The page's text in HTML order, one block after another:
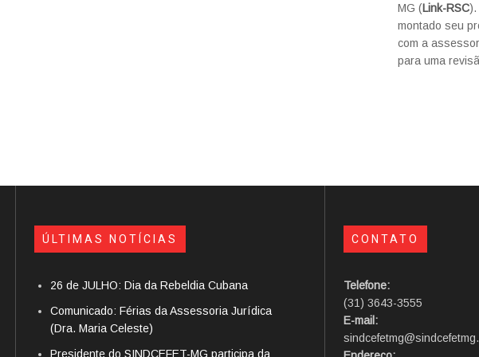
MG (Link-RSC).
montado seu
com a
para uma
ÚLTIMAS NOTÍCIAS
26 de JULHO: Dia da Rebeldia Cubana
Comunicado: Férias da Assessoria Jurídica
(Dra. Maria Celeste)
Presidente do SINDCEFET-MG participa da
CONTATO
Telefone:
(31) 3643-3555
E-mail: